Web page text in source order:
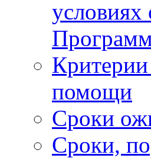
Критерии
помощи
Сроки
Сроки,